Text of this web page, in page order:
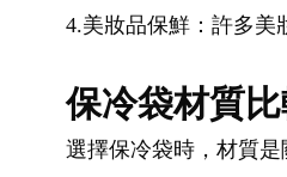
4.美妝品保鮮：許多美
保冷袋材質
選擇保冷袋時，材質